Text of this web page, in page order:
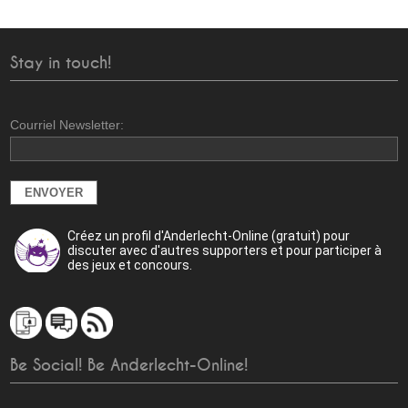
Stay in touch!
Courriel Newsletter:
Créez un profil d'Anderlecht-Online (gratuit) pour
discuter avec d'autres supporters et pour participer à
des jeux et concours.
Be Social! Be Anderlecht-Online!